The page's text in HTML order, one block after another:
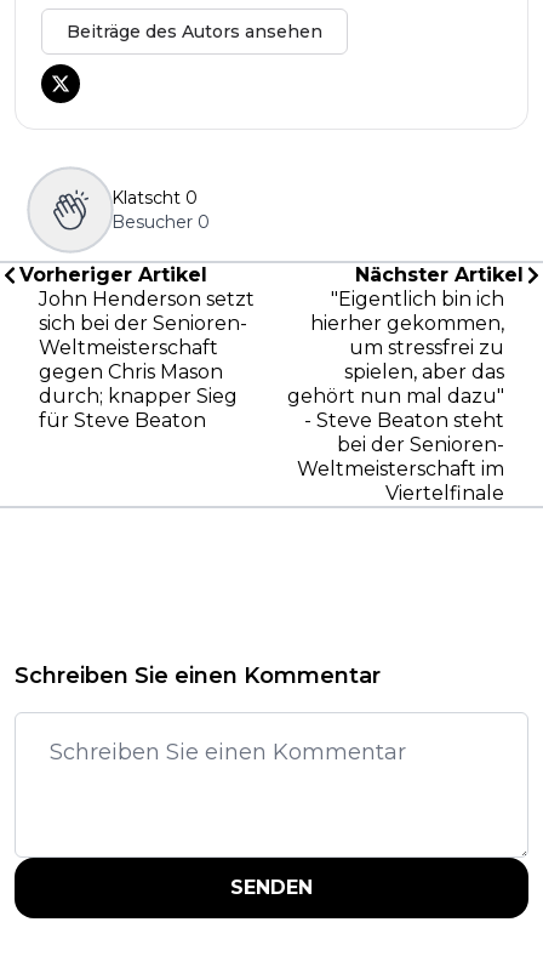
Beiträge des Autors ansehen
Klatscht 0
Besucher 0
Vorheriger Artikel
John Henderson setzt
sich bei der Senioren-
Weltmeisterschaft
gegen Chris Mason
durch; knapper Sieg
für Steve Beaton
Nächster Artikel
"Eigentlich bin ich
hierher gekommen,
um stressfrei zu
spielen, aber das
gehört nun mal dazu"
- Steve Beaton steht
bei der Senioren-
Weltmeisterschaft im
Viertelfinale
Schreiben Sie einen Kommentar
SENDEN